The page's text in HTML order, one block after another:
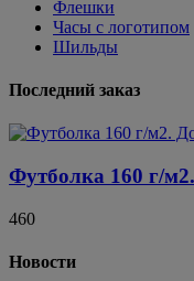
Флешки
Часы с логотипом
Шильды
Последний заказ
Футболка 160 г/
460
Новости